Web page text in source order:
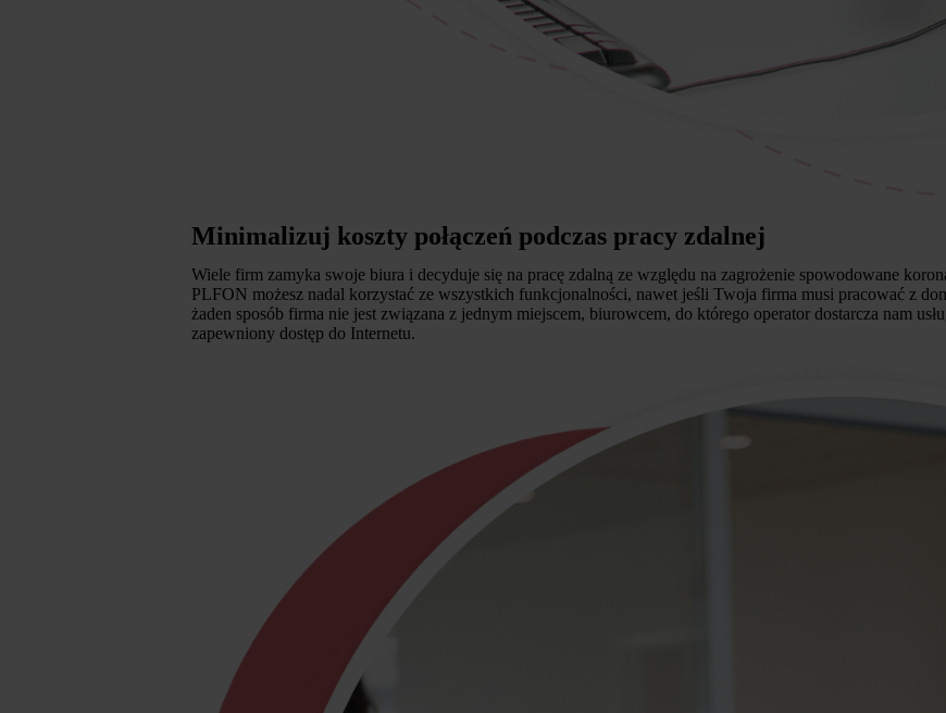
Minimalizuj koszty połączeń podczas pracy zdalnej
Wiele firm zamyka swoje biura i decyduje się na pracę zdalną ze względu na zagrożenie spowodowane
PLFON możesz nadal korzystać ze wszystkich funkcjonalności, nawet jeśli Twoja firma musi pracować z
żaden sposób firma nie jest związana z jednym miejscem, biurowcem, do którego operator dostarcza nam
zapewniony dostęp do Internetu.